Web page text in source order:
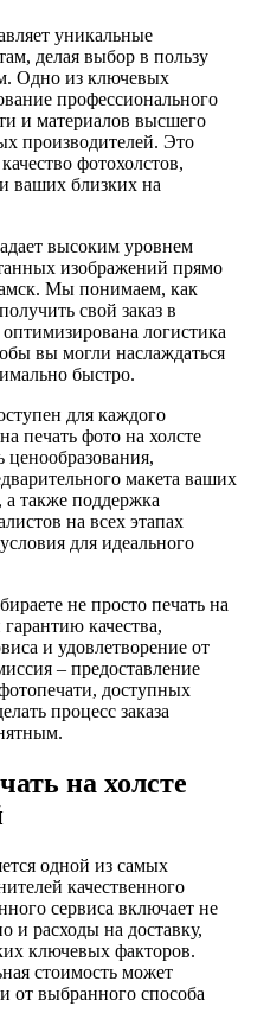
уникальные
делая выбор в пользу
Одно из ключевых
профессионального
и материалов высшего
производителей. Это
фотохолстов,
ваших близких на
высоким уровнем
изображений прямо
Мы понимаем, как
свой заказ в
логистика
вы могли наслаждаться
быстро.
для каждого
печать фото на холсте
ценообразования,
макета ваших
а также поддержка
на всех этапах
для идеального
не просто печать на
качества,
и удовлетворение от
– предоставление
доступных
процесс заказа
на холсте
одной из самых
качественного
сервиса включает не
и расходы на доставку,
ключевых факторов.
стоимость может
от выбранного способа